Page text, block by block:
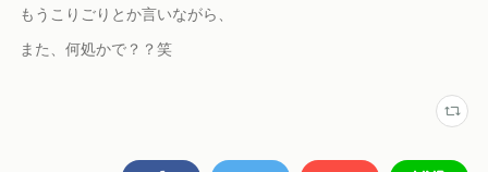
もうこりごりとか言いながら、
また、何処かで？？笑